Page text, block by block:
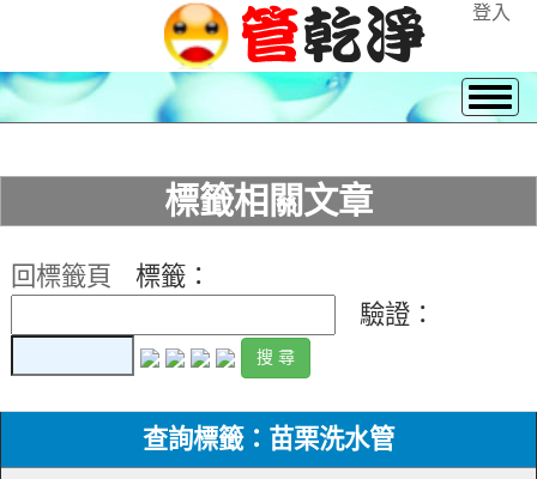
登入
標籤相關文章
回標籤頁
標籤：
驗證：
查詢標籤：苗栗洗水管